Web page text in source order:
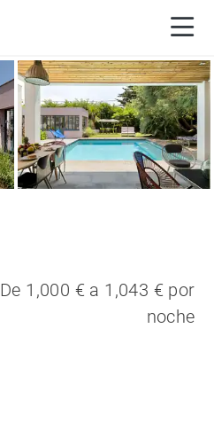
Visita en 3D
De 1,000 € a 1,043 € por
noche